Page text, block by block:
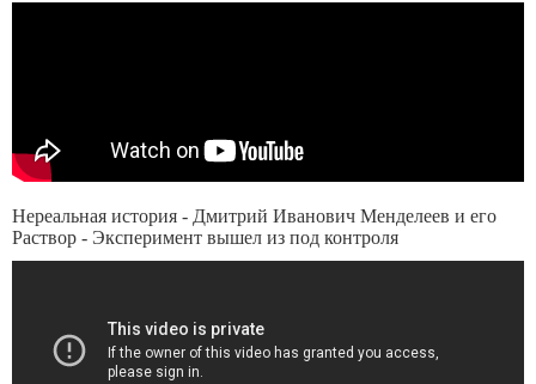
Нереальная история - Дмитрий Иванович Менделеев и его
Раствор - Эксперимент вышел из под контроля